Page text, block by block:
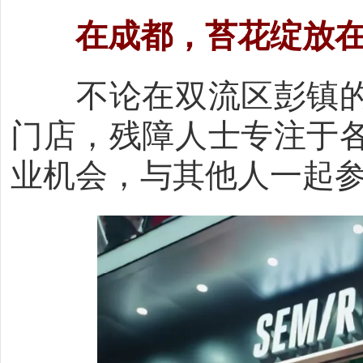
在成都， 苔花绽放
不论在双流区彭镇的
门店，残障人士专注于
业机会，与其他人一起